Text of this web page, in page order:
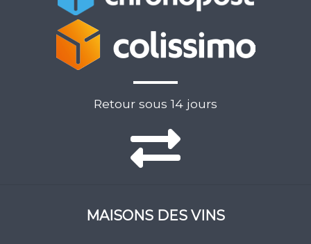
Retour sous 14 jours
MAISONS DES VINS